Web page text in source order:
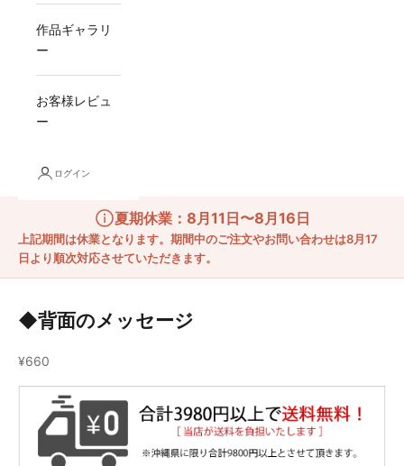
作品ギャラリ
ー
お客様レビュ
ー
ログイン
夏期休業：8月11日〜8月16日
上記期間は休業となります。期間中のご注文やお問い合わせは8月17
日より順次対応させていただきます。
◆背面のメッセージ
セール価格
¥660